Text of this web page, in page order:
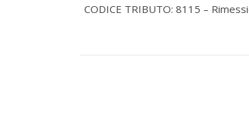
CODICE TRIBUTO: 8115 –